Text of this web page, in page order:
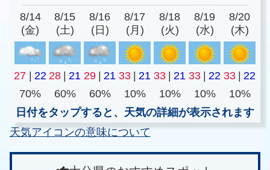
8/14
(金)
8/15
(土)
8/16
(日)
8/17
(月)
8/18
(火)
8/19
(水)
8/20
(木)
27 22 28 21 29 21 33 21 33 21 33 22 33
22
70%
60% 60% 10% 10% 10%
10%
日付をタップすると、天気の詳細が表示されます
天気アイコンの意味について